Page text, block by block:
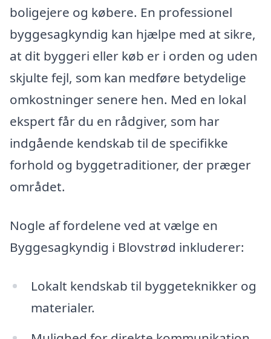
boligejere og købere. En professionel
byggesagkyndig kan hjælpe med at sikre,
at dit byggeri eller køb er i orden og uden
skjulte fejl, som kan medføre betydelige
omkostninger senere hen. Med en lokal
ekspert får du en rådgiver, som har
indgående kendskab til de specifikke
forhold og byggetraditioner, der præger
området.
Nogle af fordelene ved at vælge en
Byggesagkyndig i Blovstrød inkluderer:
Lokalt kendskab til byggeteknikker og
materialer.